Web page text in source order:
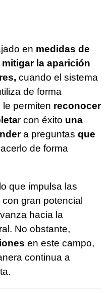
en medidas de
la aparición
cuando el sistema
de forma
permiten reconocer
r con éxito una
a preguntas que
de forma
que impulsa las
gran potencial
hacia la
No obstante,
en este campo,
continua a